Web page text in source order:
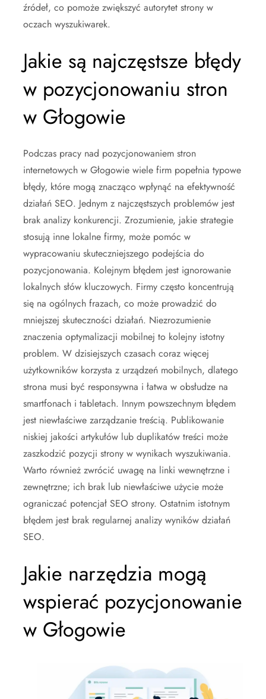
źródeł, co pomoże zwiększyć autorytet strony w
oczach wyszukiwarek.
Jakie są najczęstsze błędy
w pozycjonowaniu stron
w Głogowie
Podczas pracy nad pozycjonowaniem stron
internetowych w Głogowie wiele firm popełnia typowe
błędy, które mogą znacząco wpłynąć na efektywność
działań SEO. Jednym z najczęstszych problemów jest
brak analizy konkurencji. Zrozumienie, jakie strategie
stosują inne lokalne firmy, może pomóc w
wypracowaniu skuteczniejszego podejścia do
pozycjonowania. Kolejnym błędem jest ignorowanie
lokalnych słów kluczowych. Firmy często koncentrują
się na ogólnych frazach, co może prowadzić do
mniejszej skuteczności działań. Niezrozumienie
znaczenia optymalizacji mobilnej to kolejny istotny
problem. W dzisiejszych czasach coraz więcej
użytkowników korzysta z urządzeń mobilnych, dlatego
strona musi być responsywna i łatwa w obsłudze na
smartfonach i tabletach. Innym powszechnym błędem
jest niewłaściwe zarządzanie treścią. Publikowanie
niskiej jakości artykułów lub duplikatów treści może
zaszkodzić pozycji strony w wynikach wyszukiwania.
Warto również zwrócić uwagę na linki wewnętrzne i
zewnętrzne; ich brak lub niewłaściwe użycie może
ograniczać potencjał SEO strony. Ostatnim istotnym
błędem jest brak regularnej analizy wyników działań
SEO.
Jakie narzędzia mogą
wspierać pozycjonowanie
w Głogowie